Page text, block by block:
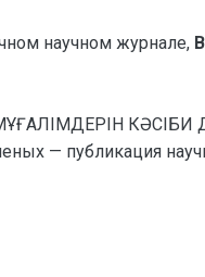
научном журнале,
— публикация